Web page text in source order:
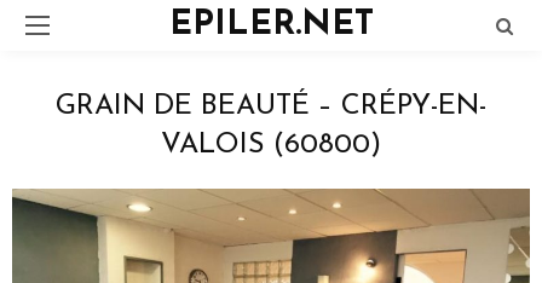
EPILER.NET
GRAIN DE BEAUTÉ – CRÉPY-EN-
VALOIS (60800)